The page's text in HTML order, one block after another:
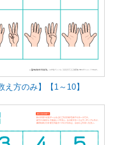
方のみ】【1～10】